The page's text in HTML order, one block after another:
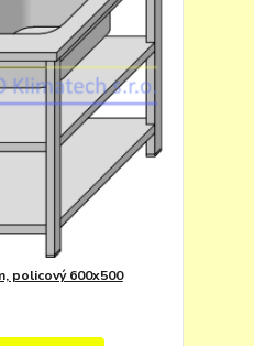
policový 600x500